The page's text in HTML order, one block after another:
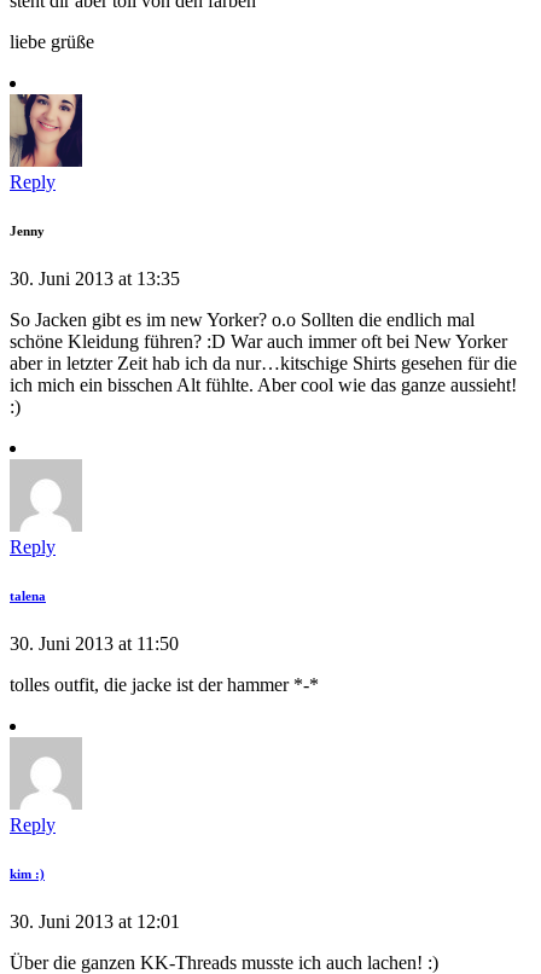
liebe grüße
Reply
Jenny
30. Juni 2013 at 13:35
So Jacken gibt es im new Yorker? o.o Sollten die endlich mal
schöne Kleidung führen? :D War auch immer oft bei New Yorker
aber in letzter Zeit hab ich da nur…kitschige Shirts gesehen für die
ich mich ein bisschen Alt fühlte. Aber cool wie das ganze aussieht!
:)
Reply
talena
30. Juni 2013 at 11:50
tolles outfit, die jacke ist der hammer *-*
Reply
kim :)
30. Juni 2013 at 12:01
Über die ganzen KK-Threads musste ich auch lachen! :)